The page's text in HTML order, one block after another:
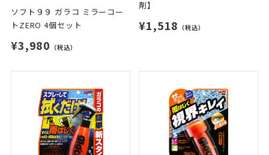
ソフト９９ ガラコ ミラーコー
トZERO 4個セット
¥3,980 （税込）
剤】
¥1,518 （税込）